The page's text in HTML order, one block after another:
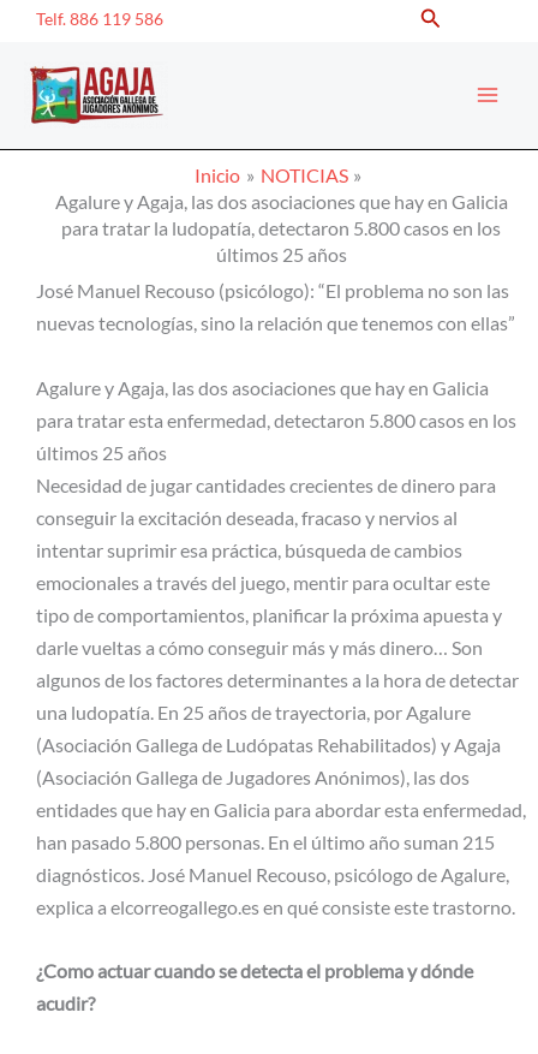
contenido
Telf. 886 119 586 Buscar
Inicio
NOTICIAS
Agalure y Agaja, las dos asociaciones que hay en Galicia
para tratar la ludopatía, detectaron 5.800 casos en los
últimos 25 años
José Manuel Recouso (psicólogo): “El problema no son las
nuevas tecnologías, sino la relación que tenemos con ellas”
Agalure y Agaja, las dos asociaciones que hay en Galicia
para tratar esta enfermedad, detectaron 5.800 casos en los
últimos 25 años
Necesidad de jugar cantidades crecientes de dinero para
conseguir la excitación deseada, fracaso y nervios al
intentar suprimir esa práctica, búsqueda de cambios
emocionales a través del juego, mentir para ocultar este
tipo de comportamientos, planificar la próxima apuesta y
darle vueltas a cómo conseguir más y más dinero… Son
algunos de los factores determinantes a la hora de detectar
una ludopatía. En 25 años de trayectoria, por Agalure
(Asociación Gallega de Ludópatas Rehabilitados) y Agaja
(Asociación Gallega de Jugadores Anónimos), las dos
entidades que hay en Galicia para abordar esta enfermedad,
han pasado 5.800 personas. En el último año suman 215
diagnósticos. José Manuel Recouso, psicólogo de Agalure,
explica a elcorreogallego.es en qué consiste este trastorno.
¿Como actuar cuando se detecta el problema y dónde
acudir?